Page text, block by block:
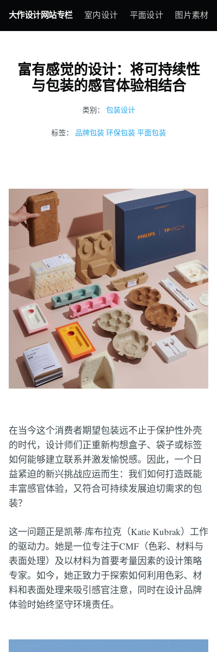
大作设计网站专栏 室内设计 平面设计 图片素材
富有感觉的设计：将可持续性
与包装的感官体验相结合
类别： 包装设计
标签： 品牌包装 环保包装 平面包装
在当今这个消费者期望包装远不止于保护性外壳
的时代，设计师们正重新构想盒子、袋子或标签
如何能够建立联系并激发愉悦感。因此，一个日
益紧迫的新兴挑战应运而生：我们如何打造既能
丰富感官体验，又符合可持续发展迫切需求的包
装？
这一问题正是凯蒂·库布拉克（Katie Kubrak）工作
的驱动力。她是一位专注于CMF（色彩、材料与
表面处理）及以材料为首要考量因素的设计策略
专家。如今，她正致力于探索如何利用色彩、材
料和表面处理来吸引感官注意，同时在设计品牌
体验时始终坚守环境责任。